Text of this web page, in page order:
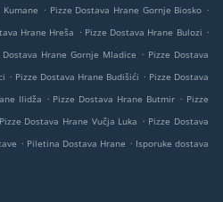
Kumane . Pizze Dostava Hrane Gornje Biosko .
Hrane Hreša . Pizze Dostava Hrane Bulozi .
Dostava Hrane Gornje Mladice . Pizze Dostava
. Pizze Dostava Hrane Budišići . Pizze Dostava
Ilidža . Pizze Dostava Hrane Butmir . Pizze
Pizze Dostava Hrane Vučja Luka . Pizze Dostava
. Piletina Dostava Hrane . Isporuke dostava